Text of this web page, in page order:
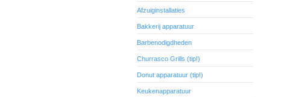
Afzuiginstallaties
Bakkerij apparatuur
Barbenodigdheden
Churrasco Grills (tip!)
Donut apparatuur (tip!)
Keukenapparatuur